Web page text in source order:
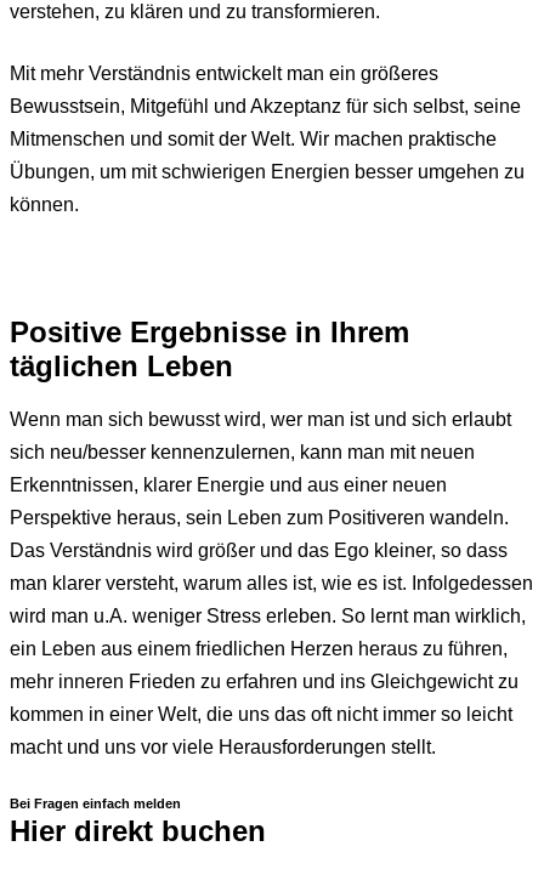
verstehen, zu klären und zu transformieren.
Mit mehr Verständnis entwickelt man ein größeres
Bewusstsein, Mitgefühl und Akzeptanz für sich selbst, seine
Mitmenschen und somit der Welt. Wir machen praktische
Übungen, um mit schwierigen Energien besser umgehen zu
können.
Positive Ergebnisse in Ihrem
täglichen Leben
Wenn man sich bewusst wird, wer man ist und sich erlaubt
sich neu/besser kennenzulernen, kann man mit neuen
Erkenntnissen, klarer Energie und aus einer neuen
Perspektive heraus, sein Leben zum Positiveren wandeln.
Das Verständnis wird größer und das Ego kleiner, so dass
man klarer versteht, warum alles ist, wie es ist. Infolgedessen
wird man u.A. weniger Stress erleben. So lernt man wirklich,
ein Leben aus einem friedlichen Herzen heraus zu führen,
mehr inneren Frieden zu erfahren und ins Gleichgewicht zu
kommen in einer Welt, die uns das oft nicht immer so leicht
macht und uns vor viele Herausforderungen stellt.
Bei Fragen einfach melden
Hier direkt buchen